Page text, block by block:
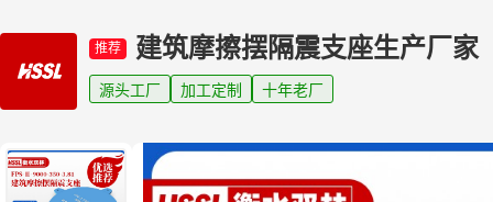
推荐 建筑摩擦摆隔震支座生产厂家
源头工厂 加工定制 十年老厂